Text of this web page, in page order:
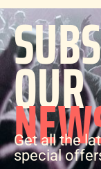
OUR
Get all the
special